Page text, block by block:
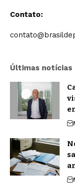
Contato:
Últimas notícias